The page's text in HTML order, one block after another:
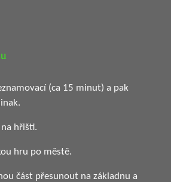
(ca 15 minut) a pak
hřišti.
hru po městě.
část přesunout na základnu a